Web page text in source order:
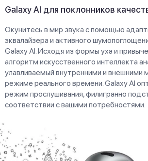
Galaxy AI для поклонников
Окунитесь в мир звука с помощью
эквалайзера и активного
Galaxy AI. Исходя из формы уха и
алгоритм искусственного интеллекта
улавливаемый внутренними и внешними
режиме реального времени. Galaxy AI
режим прослушивания, филигранно
соответствии с вашими потребностями.